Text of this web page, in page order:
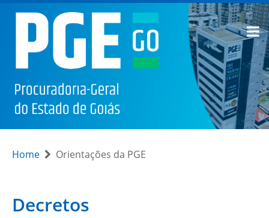
Home Orientações da PGE
Decretos